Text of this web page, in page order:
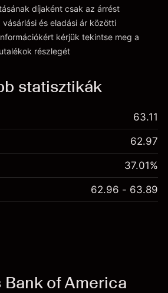
és jutalékokrészlegét
díjaként csak az árrést
és eladási ár közötti
kérjük tekintse meg a
részlegét
statisztikák
63.11
62.97
37.01%
62.96 - 63.89
Bank of America